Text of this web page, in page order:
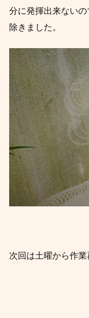
分に発揮出来ない
除きました。
次回は土曜から作業